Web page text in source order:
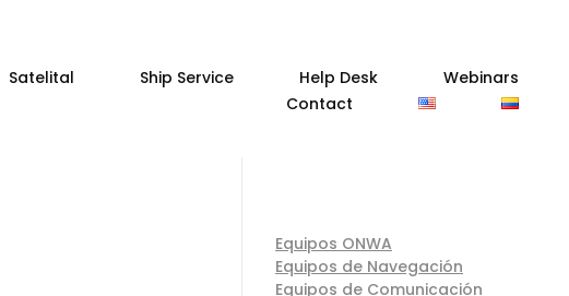
Satelital Ship Service Help Desk
Webinars
Contact
Equipos ONWA
Equipos de Navegación
Equipos de Comunicación